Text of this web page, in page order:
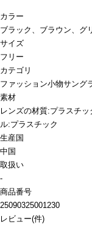
カラー
ブラック、ブラウン、グ
サイズ
フリー
カテゴリ
ファッション小物サング
素材
レンズの材質:プラスチ
ル:プラスチック
生産国
中国
取扱い
-
商品番号
25090325001230
レビュー(件)